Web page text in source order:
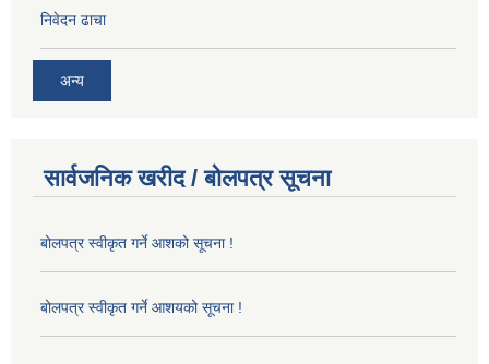
निवेदन ढाचा
अन्य
सार्वजनिक खरीद / बोलपत्र सूचना
बोलपत्र स्वीकृत गर्ने आशको सूचना !
बोलपत्र स्वीकृत गर्ने आशयको सूचना !